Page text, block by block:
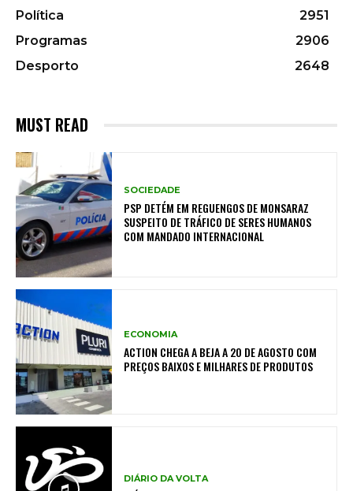
Política
2951
Programas
2906
Desporto
2648
MUST READ
SOCIEDADE
PSP DETÉM EM REGUENGOS DE MONSARAZ
SUSPEITO DE TRÁFICO DE SERES HUMANOS
COM MANDADO INTERNACIONAL
ECONOMIA
ACTION CHEGA A BEJA A 20 DE AGOSTO COM
PREÇOS BAIXOS E MILHARES DE PRODUTOS
DIÁRIO DA VOLTA